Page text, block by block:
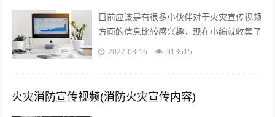
目前应该是有很多小伙伴对于火灾宣传视频
方面的信息比较感兴趣，现在小编就收集了
一些与预防火灾宣传视频有哪些内容相关的
2022-08-16 313615
火灾消防宣传视频(消防火灾宣传内容)